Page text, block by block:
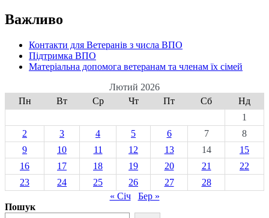
Важливо
Контакти для Ветеранів з числа ВПО
Підтримка ВПО
Матеріальна допомога ветеранам та членам їх сімей
Лютий 2026
Пн
Вт Ср Чт Пт Сб
Нд
1
2
3 4 5 6 7
8
9
10 11 12 13 14
15
16
17 18 19 20 21
22
23
24 25 26 27
28
« Січ
Бер »
Пошук